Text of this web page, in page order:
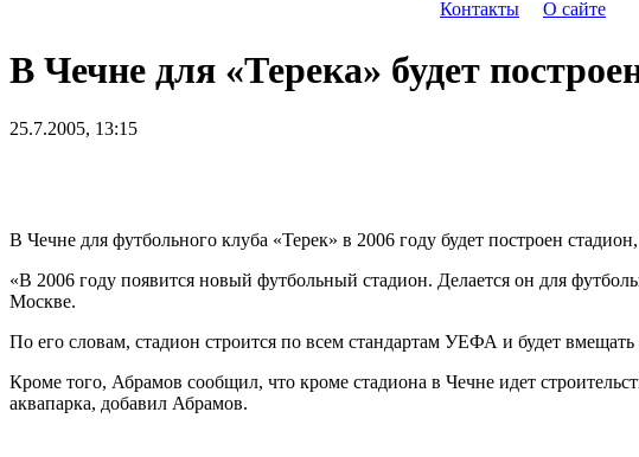
Контакты О сайте
В Чечне для «Терека» будет
25.7.2005, 13:15
В Чечне для футбольного клуба «Терек» в 2006 году будет построен
«В 2006 году появится новый футбольный стадион. Делается он для
Москве.
По его словам, стадион строится по всем стандартам УЕФА и будет вмещать
Кроме того, Абрамов сообщил, что кроме стадиона в Чечне идет
аквапарка, добавил Абрамов.